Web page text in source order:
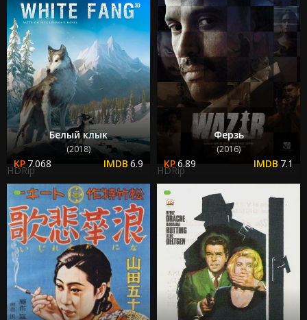
Белый клык
(2018)
7.068 6.9
HDRip
Ферзь
(2016)
6.89 7.1
HDRip